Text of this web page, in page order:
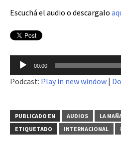
Escuchá el audio o descargalo
Reproductor
audio
00:00
Podcast: Play in new window |
PUBLICADO EN AUDIOS
LA
ETIQUETADO
INTERNACIONAL